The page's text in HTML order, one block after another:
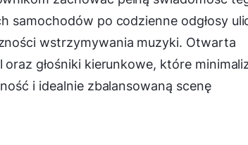
samochodów po codzienne odgłosy
wstrzymywania muzyki. Otwarta
głośniki kierunkowe, które
i idealnie zbalansowaną scenę